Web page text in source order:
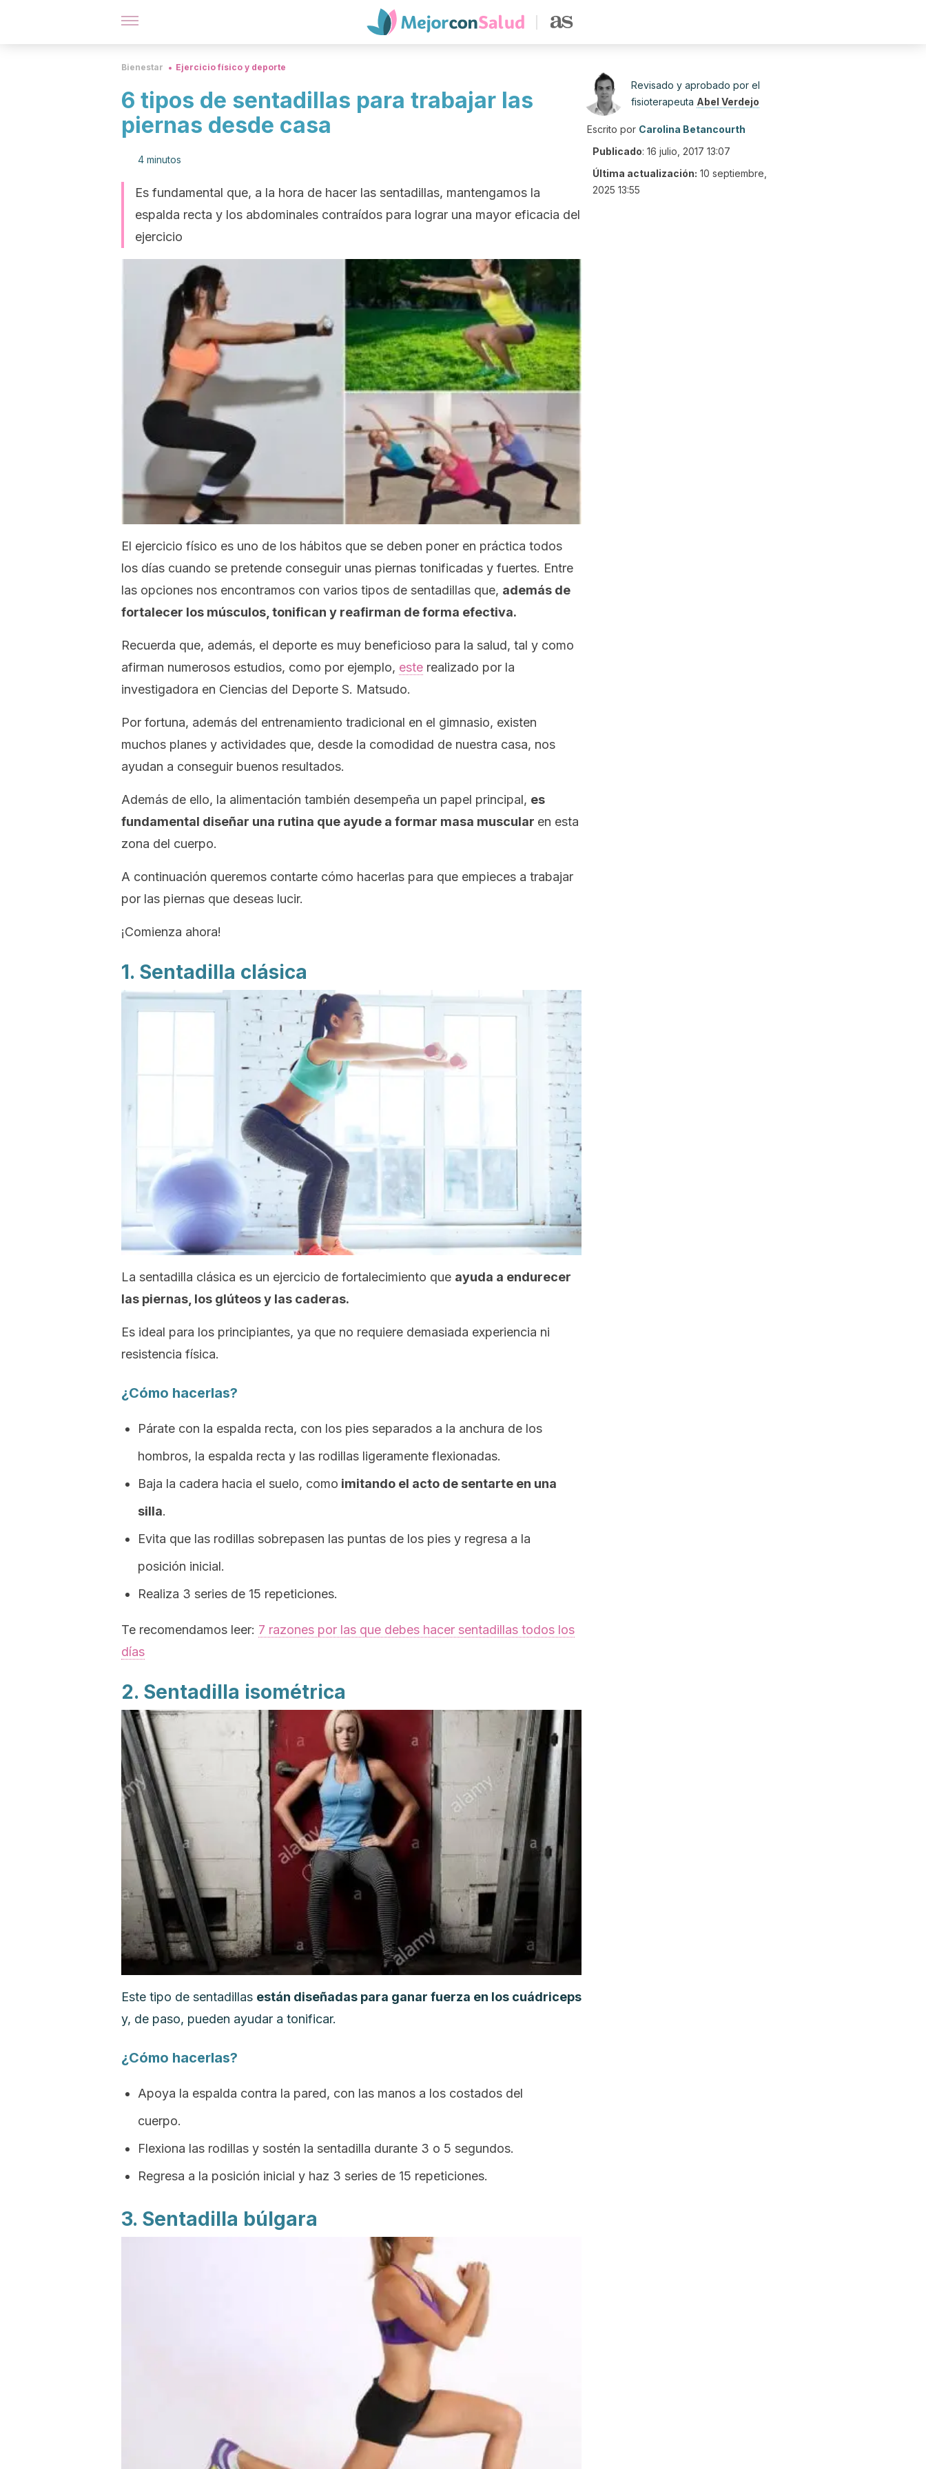
Bienestar Ejercicio físico y deporte
6 tipos de sentadillas para trabajar las
piernas desde casa
4 minutos
Es fundamental que, a la hora de hacer las sentadillas, mantengamos la
espalda recta y los abdominales contraídos para lograr una mayor eficacia del
ejercicio
El ejercicio físico es uno de los hábitos que se deben poner en práctica todos
los días cuando se pretende conseguir unas piernas tonificadas y fuertes. Entre
las opciones nos encontramos con varios tipos de sentadillas que, además de
fortalecer los músculos, tonifican y reafirman de forma efectiva.
Recuerda que, además, el deporte es muy beneficioso para la salud, tal y como
afirman numerosos estudios, como por ejemplo, este realizado por la
investigadora en Ciencias del Deporte S. Matsudo.
Por fortuna, además del entrenamiento tradicional en el gimnasio, existen
muchos planes y actividades que, desde la comodidad de nuestra casa, nos
ayudan a conseguir buenos resultados.
Además de ello, la alimentación también desempeña un papel principal, es
fundamental diseñar una rutina que ayude a formar masa muscular en esta
zona del cuerpo.
A continuación queremos contarte cómo hacerlas para que empieces a trabajar
por las piernas que deseas lucir.
¡Comienza ahora!
1. Sentadilla clásica
La sentadilla clásica es un ejercicio de fortalecimiento que ayuda a endurecer
las piernas, los glúteos y las caderas.
Es ideal para los principiantes, ya que no requiere demasiada experiencia ni
resistencia física.
¿Cómo hacerlas?
Párate con la espalda recta, con los pies separados a la anchura de los
hombros, la espalda recta y las rodillas ligeramente flexionadas.
Baja la cadera hacia el suelo, como imitando el acto de sentarte en una
silla.
Evita que las rodillas sobrepasen las puntas de los pies y regresa a la
posición inicial.
Realiza 3 series de 15 repeticiones.
Te recomendamos leer: 7 razones por las que debes hacer sentadillas todos los
días
2. Sentadilla isométrica
Este tipo de sentadillas están diseñadas para ganar fuerza en los cuádriceps
y, de paso, pueden ayudar a tonificar.
¿Cómo hacerlas?
Apoya la espalda contra la pared, con las manos a los costados del
cuerpo.
Flexiona las rodillas y sostén la sentadilla durante 3 o 5 segundos.
Regresa a la posición inicial y haz 3 series de 15 repeticiones.
3. Sentadilla búlgara
Revisado y aprobado por el
fisioterapeuta Abel Verdejo
Escrito por Carolina Betancourth
Publicado: 16 julio, 2017 13:07
Última actualización: 10 septiembre,
2025 13:55